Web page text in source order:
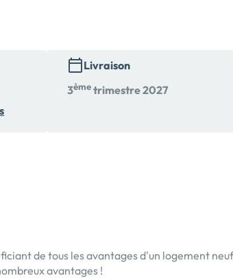
Livraison
3èmetrimestre 2027
de tous les avantages d'un logement
avantages !